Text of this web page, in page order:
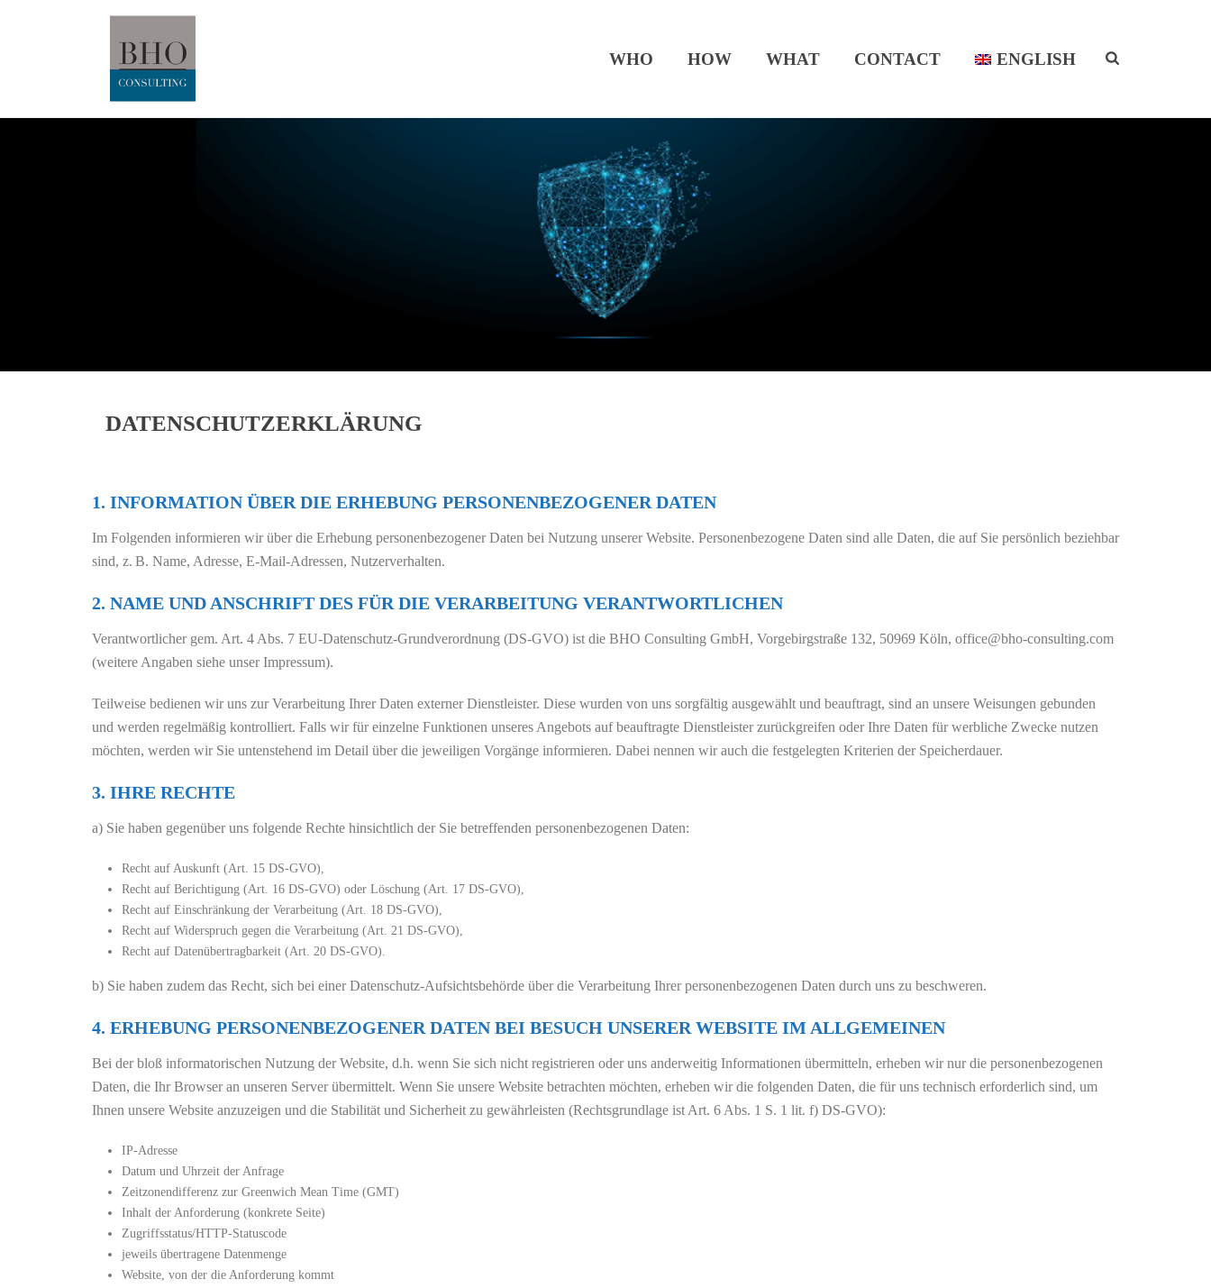
WHO HOW WHAT CONTACT ENGLISH
DATENSCHUTZERKLÄRUNG
1. INFORMATION ÜBER DIE ERHEBUNG PERSONENBEZOGENER DATEN
Im Folgenden informieren wir über die Erhebung personenbezogener Daten bei Nutzung unserer Website. Personenbezogene Daten sind alle Daten, die auf Sie persönlich beziehbar
sind, z. B. Name, Adresse, E-Mail-Adressen, Nutzerverhalten.
2. NAME UND ANSCHRIFT DES FÜR DIE VERARBEITUNG VERANTWORTLICHEN
Verantwortlicher gem. Art. 4 Abs. 7 EU-Datenschutz-Grundverordnung (DS-GVO) ist die BHO Consulting GmbH, Vorgebirgstraße 132, 50969 Köln, office@bho-consulting.com
(weitere Angaben siehe unser Impressum).
Teilweise bedienen wir uns zur Verarbeitung Ihrer Daten externer Dienstleister. Diese wurden von uns sorgfältig ausgewählt und beauftragt, sind an unsere Weisungen gebunden
und werden regelmäßig kontrolliert. Falls wir für einzelne Funktionen unseres Angebots auf beauftragte Dienstleister zurückgreifen oder Ihre Daten für werbliche Zwecke nutzen
möchten, werden wir Sie untenstehend im Detail über die jeweiligen Vorgänge informieren. Dabei nennen wir auch die festgelegten Kriterien der Speicherdauer.
3. IHRE RECHTE
a) Sie haben gegenüber uns folgende Rechte hinsichtlich der Sie betreffenden personenbezogenen Daten:
Recht auf Auskunft (Art. 15 DS-GVO),
Recht auf Berichtigung (Art. 16 DS-GVO) oder Löschung (Art. 17 DS-GVO),
Recht auf Einschränkung der Verarbeitung (Art. 18 DS-GVO),
Recht auf Widerspruch gegen die Verarbeitung (Art. 21 DS-GVO),
Recht auf Datenübertragbarkeit (Art. 20 DS-GVO).
b) Sie haben zudem das Recht, sich bei einer Datenschutz-Aufsichtsbehörde über die Verarbeitung Ihrer personenbezogenen Daten durch uns zu beschweren.
4. ERHEBUNG PERSONENBEZOGENER DATEN BEI BESUCH UNSERER WEBSITE IM ALLGEMEINEN
Bei der bloß informatorischen Nutzung der Website, d.h. wenn Sie sich nicht registrieren oder uns anderweitig Informationen übermitteln, erheben wir nur die personenbezogenen
Daten, die Ihr Browser an unseren Server übermittelt. Wenn Sie unsere Website betrachten möchten, erheben wir die folgenden Daten, die für uns technisch erforderlich sind, um
Ihnen unsere Website anzuzeigen und die Stabilität und Sicherheit zu gewährleisten (Rechtsgrundlage ist Art. 6 Abs. 1 S. 1 lit. f) DS-GVO):
IP-Adresse
Datum und Uhrzeit der Anfrage
Zeitzonendifferenz zur Greenwich Mean Time (GMT)
Inhalt der Anforderung (konkrete Seite)
Zugriffsstatus/HTTP-Statuscode
jeweils übertragene Datenmenge
Website, von der die Anforderung kommt